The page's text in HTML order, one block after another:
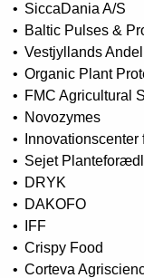
SiccaDania A/S
Baltic Pulses &
Vestjyllands
Organic Plant
FMC Agricultural
Novozymes
Sejet
DRYK
DAKOFO
IFF
Crispy Food
Corteva